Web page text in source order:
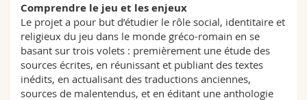
Comprendre le jeu et les enjeux
Le projet a pour but d’étudier le rôle social, identitaire et
religieux du jeu dans le monde gréco-romain en se
basant sur trois volets : premièrement une étude des
sources écrites, en réunissant et publiant des textes
inédits, en actualisant des traductions anciennes,
sources de malentendus, et en éditant une anthologie